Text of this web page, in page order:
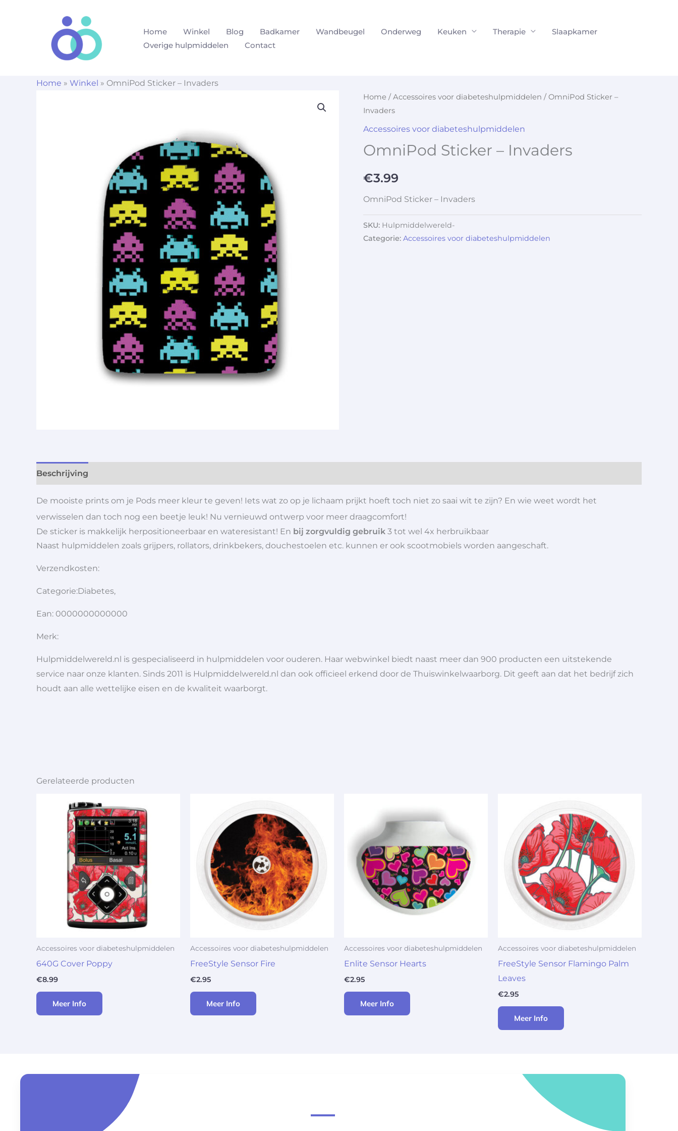
Home Winkel Blog Badkamer Wandbeugel Onderweg Keuken Therapie
Slaapkamer
Overige hulpmiddelen
Contact
Home » Winkel » OmniPod Sticker – Invaders
Home / Accessoires voor diabeteshulpmiddelen / OmniPod Sticker –
Invaders
Accessoires voor diabeteshulpmiddelen
OmniPod Sticker – Invaders
€3.99
OmniPod Sticker – Invaders
SKU: Hulpmiddelwereld-
Categorie: Accessoires voor diabeteshulpmiddelen
Beschrijving
De mooiste prints om je Pods meer kleur te geven! Iets wat zo op je lichaam prijkt hoeft toch niet zo saai wit te zijn? En wie weet wordt het
verwisselen dan toch nog een beetje leuk! Nu vernieuwd ontwerp voor meer draagcomfort!
De sticker is makkelijk herpositioneerbaar en wateresistant! En bij zorgvuldig gebruik 3 tot wel 4x herbruikbaar
Naast hulpmiddelen zoals grijpers, rollators, drinkbekers, douchestoelen etc. kunnen er ook scootmobiels worden aangeschaft.
Verzendkosten:
Categorie:Diabetes,
Ean: 0000000000000
Merk:
Hulpmiddelwereld.nl is gespecialiseerd in hulpmiddelen voor ouderen. Haar webwinkel biedt naast meer dan 900 producten een uitstekende
service naar onze klanten. Sinds 2011 is Hulpmiddelwereld.nl dan ook officieel erkend door de Thuiswinkelwaarborg. Dit geeft aan dat het bedrijf zich
houdt aan alle wettelijke eisen en de kwaliteit waarborgt.
Gerelateerde producten
Accessoires voor diabeteshulpmiddelen
640G Cover Poppy
€8.99
Meer Info
Accessoires voor diabeteshulpmiddelen
FreeStyle Sensor Fire
€2.95
Meer Info
Accessoires voor diabeteshulpmiddelen
Enlite Sensor Hearts
€2.95
Meer Info
Accessoires voor diabeteshulpmiddelen
FreeStyle Sensor Flamingo Palm
Leaves
€2.95
Meer Info